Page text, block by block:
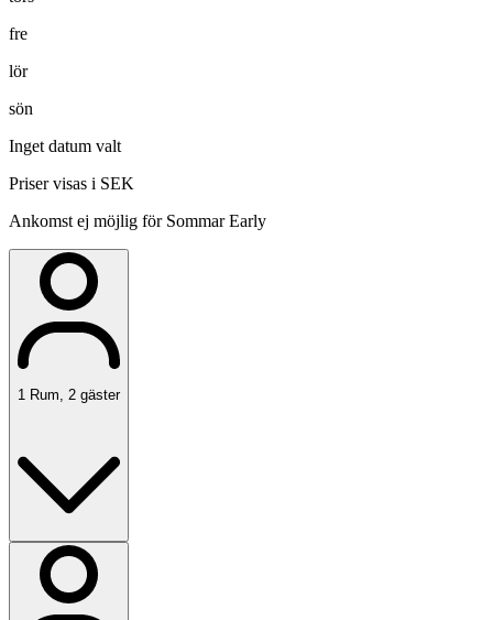
fre
lör
sön
Inget datum valt
Priser visas i SEK
Ankomst ej möjlig för Sommar Early
1 Rum, 2 gäster